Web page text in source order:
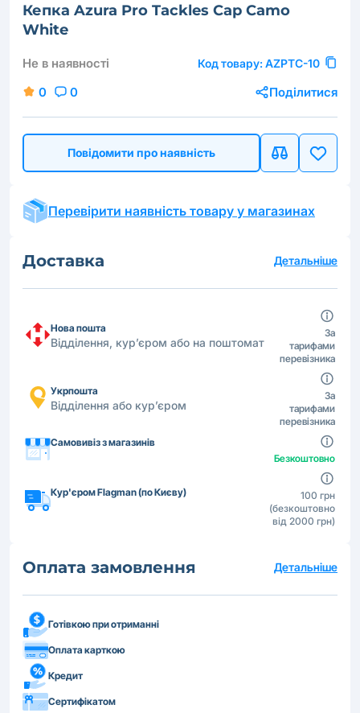
Кепка Azura Pro Tackles Cap Camo
White
Не в наявності Код товару: AZPTC-10
0 0 Поділитися
Повідомити про наявність
Перевірити наявність товару у магазинах
Доставка Детальніше
Нова пошта
Відділення, кур’єром або на поштомат
За
тарифами
перевізника
Укрпошта
Відділення або кур’єром
За
тарифами
перевізника
Самовивіз з магазинів
Безкоштовно
Кур'єром Flagman (по Києву)
100 грн
(безкоштовно
від 2000 грн)
Оплата замовлення Детальніше
Готівкою при отриманні
Оплата карткою
Кредит
Сертифікатом